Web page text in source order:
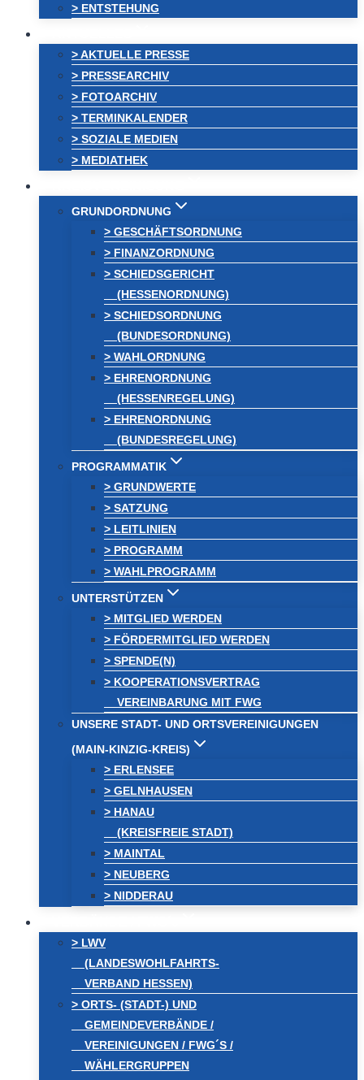
> ENTSTEHUNG
> AKTUELLE PRESSE
> PRESSEARCHIV
> FOTOARCHIV
> TERMINKALENDER
> SOZIALE MEDIEN
> MEDIATHEK
GRUNDORDNUNG
> GESCHÄFTSORDNUNG
> FINANZORDNUNG
> SCHIEDSGERICHT
(HESSENORDNUNG)
> SCHIEDSORDNUNG
(BUNDESORDNUNG)
> WAHLORDNUNG
> EHRENORDNUNG
(HESSENREGELUNG)
> EHRENORDNUNG
(BUNDESREGELUNG)
PROGRAMMATIK
> GRUNDWERTE
> SATZUNG
> LEITLINIEN
> PROGRAMM
> WAHLPROGRAMM
UNTERSTÜTZEN
> MITGLIED WERDEN
> FÖRDERMITGLIED WERDEN
> SPENDE(N)
> KOOPERATIONSVERTRAG
VEREINBARUNG MIT FWG
UNSERE STADT- UND ORTSVEREINIGUNGEN
(MAIN-KINZIG-KREIS)
> ERLENSEE
> GELNHAUSEN
> HANAU
(KREISFREIE STADT)
> MAINTAL
> NEUBERG
> NIDDERAU
> LWV
(LANDESWOHLFAHRTS-
VERBAND HESSEN)
> ORTS- (STADT-) UND
GEMEINDEVERBÄNDE /
VEREINIGUNGEN / FWG´S /
WÄHLERGRUPPEN